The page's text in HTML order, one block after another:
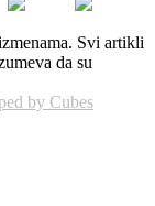
Svi artikli
da su
by Cubes